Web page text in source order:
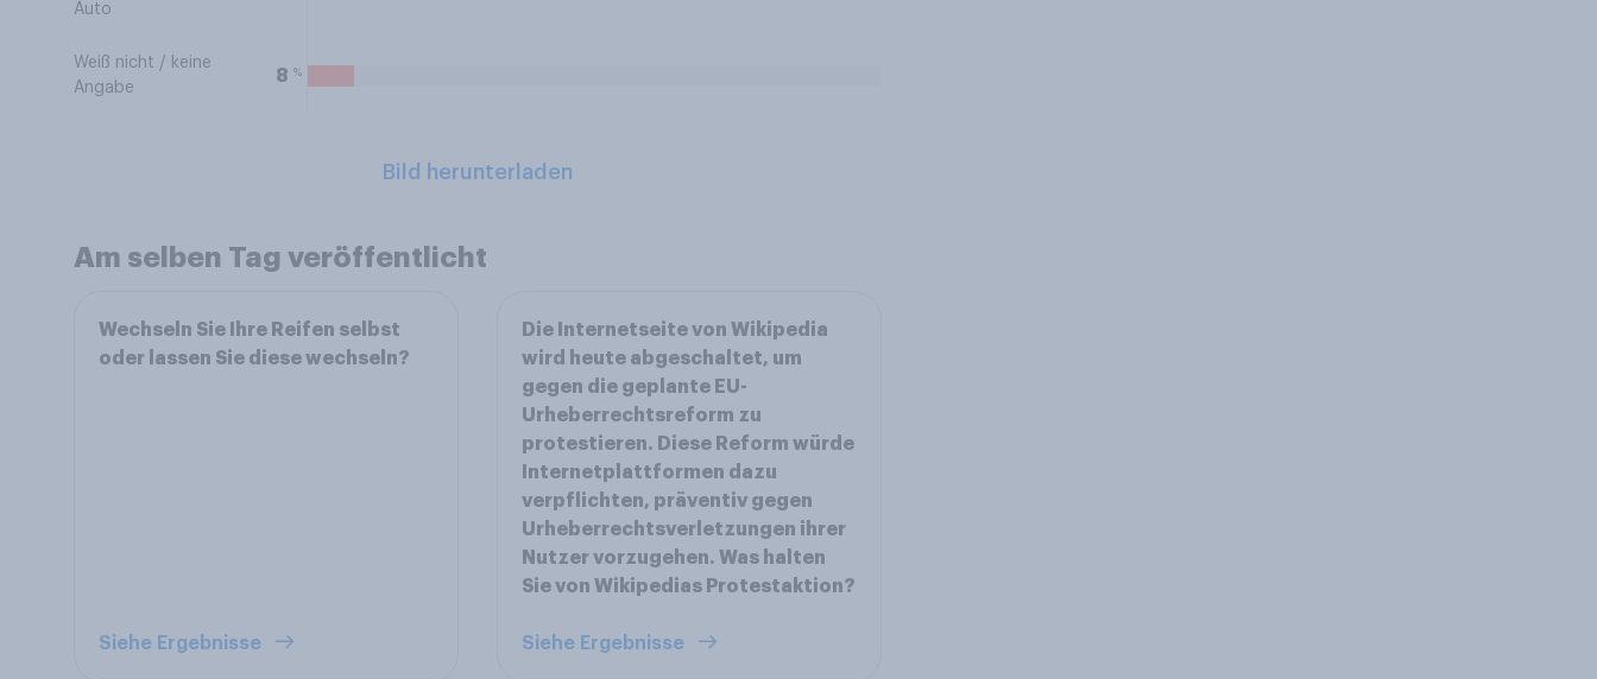
Auto
Weiß nicht / keine
Angabe
8 %
Bild herunterladen
Am selben Tag veröffentlicht
Wechseln Sie Ihre Reifen selbst
oder lassen Sie diese wechseln?
Siehe Ergebnisse
Die Internetseite von Wikipedia
wird heute abgeschaltet, um
gegen die geplante EU-
Urheberrechtsreform zu
protestieren. Diese Reform würde
Internetplattformen dazu
verpflichten, präventiv gegen
Urheberrechtsverletzungen ihrer
Nutzer vorzugehen. Was halten
Sie von Wikipedias Protestaktion?
Siehe Ergebnisse